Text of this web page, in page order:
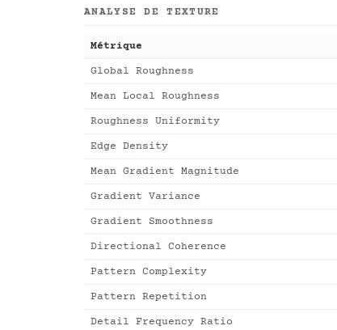
ANALYSE DE TEXTURE
Métrique
Global Roughness
Mean Local Roughness
Roughness Uniformity
Edge Density
Mean Gradient Magnitude
Gradient Variance
Gradient Smoothness
Directional Coherence
Pattern Complexity
Pattern Repetition
Detail Frequency Ratio